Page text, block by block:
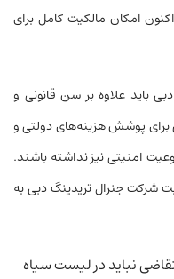
امکان مالکیت کامل برای
باید علاوه بر سن قانونی و
برای پوشش هزینه‌های دولتی و
امنیتی نیز نداشته باشند.
شرکت جنرال تریدینگ دبی به
نباید در لیست سیاه